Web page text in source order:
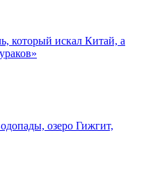
который искал Китай, а
озеро Гижгит,